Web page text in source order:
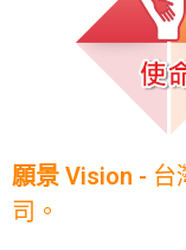
願景 Vision - 台
司。